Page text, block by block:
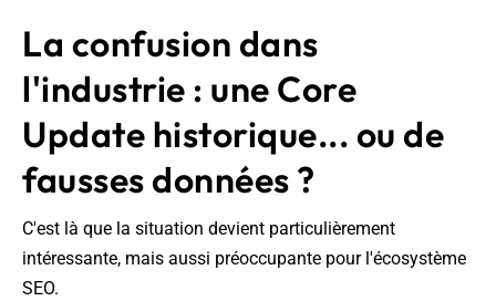
La confusion dans
l'industrie : une Core
Update historique... ou de
fausses données ?
C'est là que la situation devient particulièrement
intéressante, mais aussi préoccupante pour l'écosystème
SEO.